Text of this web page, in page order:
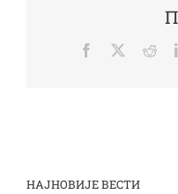
Facebook
Twitter
НАЈНОВИЈЕ ВЕСТИ